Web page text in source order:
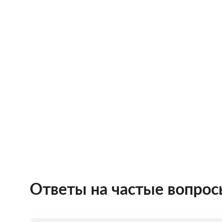
Ответы на частые